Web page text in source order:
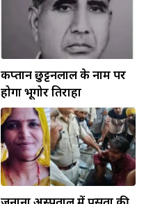
कप्तान छुट्टनलाल के नाम पर
होगा भूगोर तिराहा